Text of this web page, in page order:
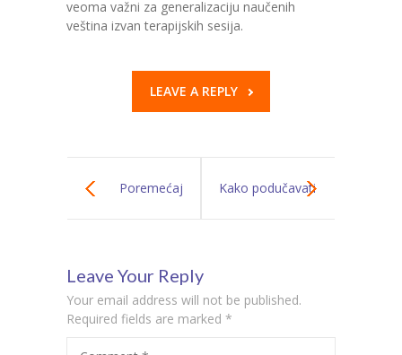
veoma važni za generalizaciju naučenih
veština izvan terapijskih sesija.
LEAVE A REPLY
Poremećaj
funkcije: Kako
poboljšati
Kako podučavati
smetnjama
Leave Your Reply
Your email address will not be published.
Required fields are marked *